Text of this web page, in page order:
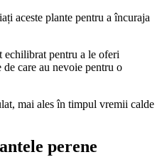
aceste plante pentru a încuraja
echilibrat pentru a le oferi
care au nevoie pentru o
mai ales în timpul vremii calde
perene